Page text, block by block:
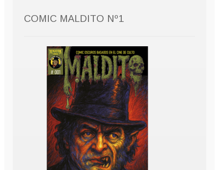
COMIC MALDITO Nº1